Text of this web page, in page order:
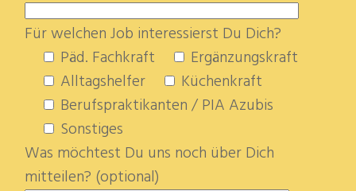
Für welchen Job interessierst Du Dich?
Päd. Fachkraft
Ergänzungskraft
Alltagshelfer
Küchenkraft
Berufspraktikanten / PIA Azubis
Sonstiges
Was möchtest Du uns noch über Dich
mitteilen? (optional)